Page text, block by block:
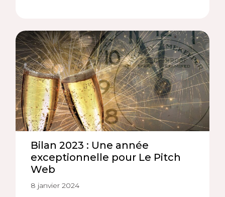
Bilan 2023 : Une année
exceptionnelle pour Le Pitch
Web
8 janvier 2024